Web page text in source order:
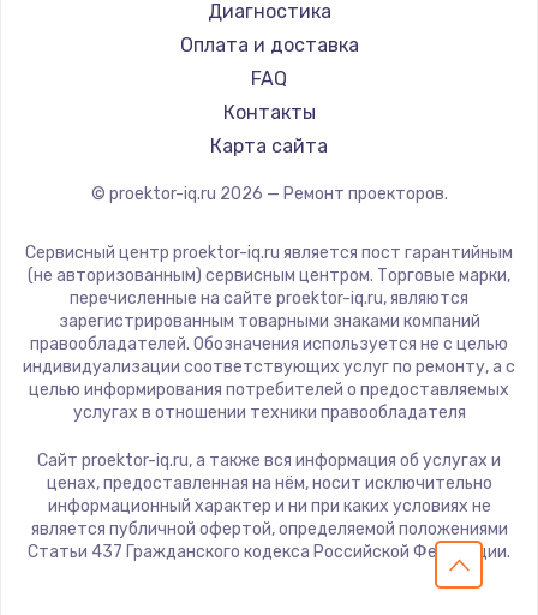
Casio
Hiper
HITACHI
Panasonic
Hisense
Диагностика
Оплата и доставка
FAQ
Контакты
Карта сайта
© proektor-iq.ru 2026 — Ремонт проекторов.
Сервисный центр proektor-iq.ru является пост гарантийным
(не авторизованным) сервисным центром. Торговые марки,
перечисленные на сайте proektor-iq.ru, являются
зарегистрированным товарными знаками компаний
правообладателей. Обозначения используется не с целью
индивидуализации соответствующих услуг по ремонту, а с
целью информирования потребителей о предоставляемых
услугах в отношении техники правообладателя
Сайт proektor-iq.ru, а также вся информация об услугах и
ценах, предоставленная на нём, носит исключительно
информационный характер и ни при каких условиях не
является публичной офертой, определяемой положениями
Статьи 437 Гражданского кодекса Российской Федерации.